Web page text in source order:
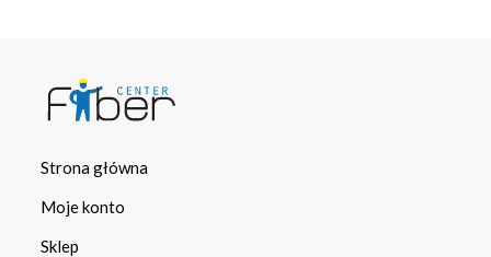
Strona główna
Moje konto
Sklep